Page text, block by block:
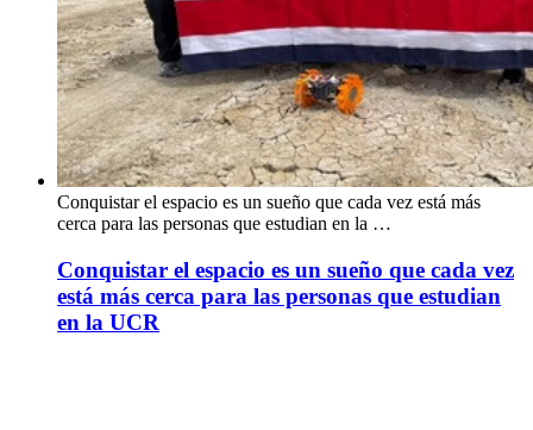
Conquistar el espacio es un sueño que cada vez está más
cerca para las personas que estudian en la …
Conquistar el espacio es un sueño que cada vez
está más cerca para las personas que estudian
en la UCR